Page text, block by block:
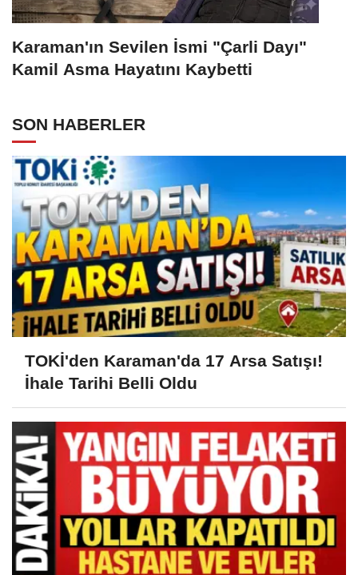
Karaman'ın Sevilen İsmi "Çarli Dayı"
Kamil Asma Hayatını Kaybetti
SON HABERLER
TOKİ'den Karaman'da 17 Arsa Satışı!
İhale Tarihi Belli Oldu